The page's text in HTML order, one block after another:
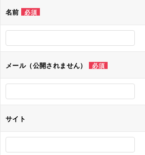
シ
名前 必須
メール（公開されません） 必須
サイト